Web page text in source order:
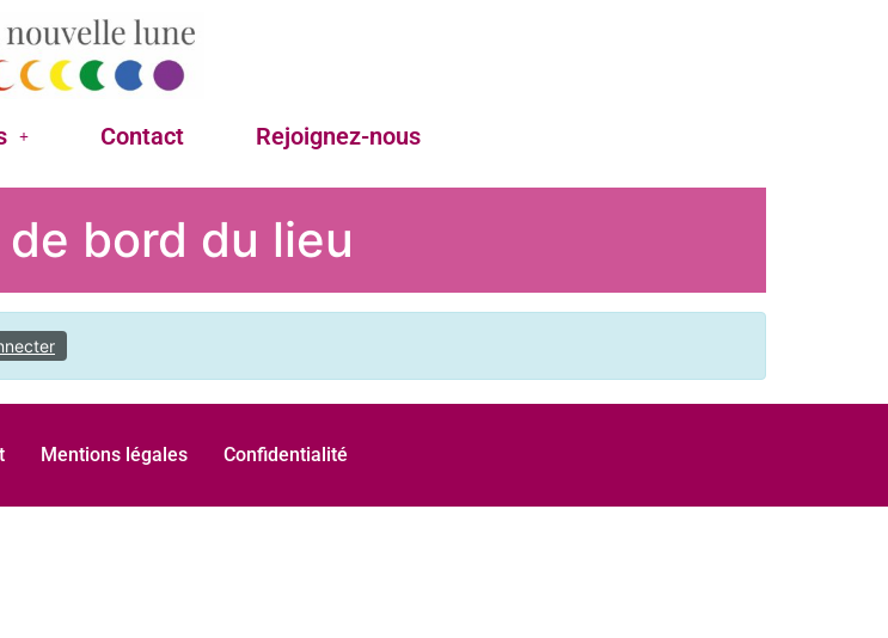
Contact Rejoignez-nous
bord du lieu
Mentions légales Confidentialité